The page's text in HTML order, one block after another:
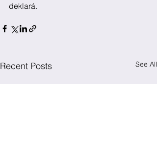
deklará.
Recent Posts See All